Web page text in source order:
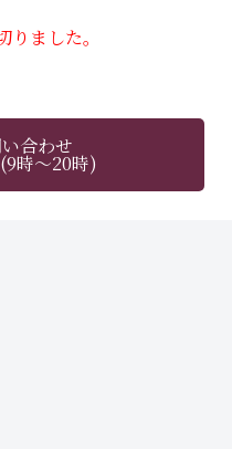
ました。
合わせ
時～20時)